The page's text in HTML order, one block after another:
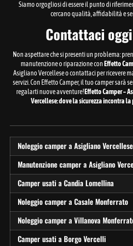
Siamo orgogliosi di essere il punto di
cercano qualità, affidabilità e
Contattaci
Non aspettare che si presenti un problema:
manutenzione o riparazione conEffetto
Asigliano Vercellese o contattaci per ricevere
servizi. Con Effetto Camper, il tuo camper sarà
regalarti nuove avventure!Effetto Camper –
Vercellese: dove la sicurezza incontra
Noleggio camper a Asigliano Vercellese
Manutenzione camper a Asigliano
Camper usati a Candia Lomellina
Noleggio camper a Casale Monferrato
Noleggio camper a Villanova
Camper usati a Borgo Vercelli